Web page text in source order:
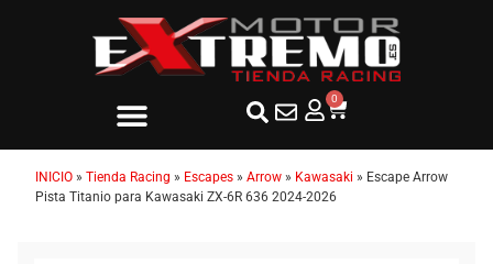
0
INICIO » Tienda Racing » Escapes » Arrow » Kawasaki » Escape Arrow
Pista Titanio para Kawasaki ZX-6R 636 2024-2026